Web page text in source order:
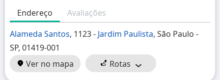
Endereço
Avaliações
Alameda Santos, 1123 - Jardim Paulista, São Paulo -
SP, 01419-001
Ver no mapa
Rotas